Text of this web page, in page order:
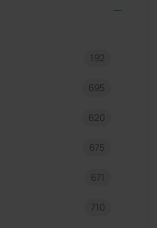
192
695
620
675
671
710